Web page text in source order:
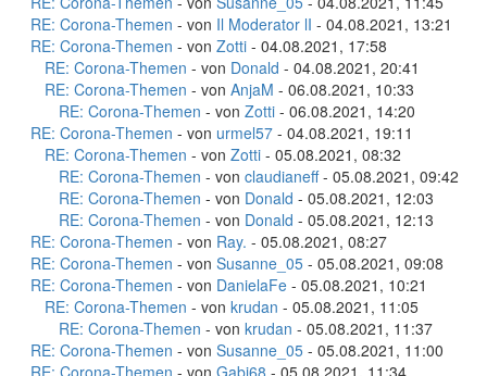
RE: Corona-Themen - von Il Moderator lI - 04.08.2021, 13:21
RE: Corona-Themen - von Zotti - 04.08.2021, 17:58
RE: Corona-Themen - von Donald - 04.08.2021, 20:41
RE: Corona-Themen - von AnjaM - 06.08.2021, 10:33
RE: Corona-Themen - von Zotti - 06.08.2021, 14:20
RE: Corona-Themen - von urmel57 - 04.08.2021, 19:11
RE: Corona-Themen - von Zotti - 05.08.2021, 08:32
RE: Corona-Themen - von claudianeff- 05.08.2021, 09:42
RE: Corona-Themen - von Donald - 05.08.2021, 12:03
RE: Corona-Themen - von Donald - 05.08.2021, 12:13
RE: Corona-Themen - von Ray. - 05.08.2021, 08:27
RE: Corona-Themen - von Susanne_05 - 05.08.2021, 09:08
RE: Corona-Themen - von DanielaFe - 05.08.2021, 10:21
RE: Corona-Themen - von krudan - 05.08.2021, 11:05
RE: Corona-Themen - von krudan - 05.08.2021, 11:37
RE: Corona-Themen - von Susanne_05 - 05.08.2021, 11:00